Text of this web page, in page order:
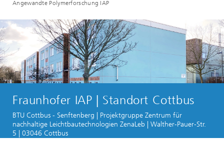
Angewandte Polymerforschung IAP
Fraunhofer IAP | Standort Cottbus
BTU Cottbus - Senftenberg | Projektgruppe Zentrum für
nachhaltige Leichtbautechnologien ZenaLeb | Walther-Pauer-Str.
5 | 03046 Cottbus